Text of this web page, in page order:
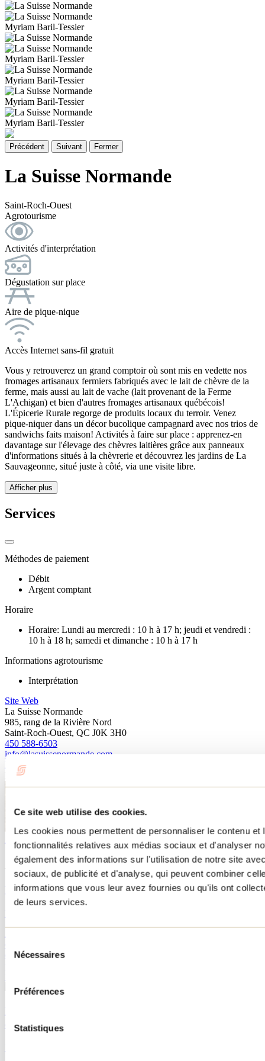
Ce site web utilise des cookies.
Les cookies nous permettent de personnaliser le contenu
fonctionnalités relatives aux médias sociaux et d'analyser
également des informations sur l'utilisation de notre site
sociaux, de publicité et d'analyse, qui peuvent combiner
informations que vous leur avez fournies ou qu'ils ont
de leurs services.
Sélection
du
consentement
Nécessaires
Préférences
Statistiques
Myriam Baril-Tessier
Myriam Baril-Tessier
Myriam Baril-Tessier
Myriam Baril-Tessier
Myriam Baril-Tessier
Précédent Suivant Fermer
La Suisse Normande
Saint-Roch-Ouest
Agrotourisme
Activités d'interprétation
Dégustation sur place
Aire de pique-nique
Accès Internet sans-fil gratuit
Vous y retrouverez un grand comptoir où sont mis en vedette nos
fromages artisanaux fermiers fabriqués avec le lait de chèvre de la
ferme, mais aussi au lait de vache (lait provenant de la Ferme
L'Achigan) et bien d'autres fromages artisanaux québécois!
L'Épicerie Rurale regorge de produits locaux du terroir. Venez
pique-niquer dans un décor bucolique campagnard avec nos trios de
sandwichs faits maison! Activités à faire sur place : apprenez-en
davantage sur l'élevage des chèvres laitières grâce aux panneaux
d'informations situés à la chèvrerie et découvrez les jardins de La
Sauvageonne, situé juste à côté, via une visite libre.
Afficher plus
Services
Méthodes de paiement
Débit
Argent comptant
Horaire
Horaire: Lundi au mercredi : 10 h à 17 h; jeudi et vendredi :
10 h à 18 h; samedi et dimanche : 10 h à 17 h
Informations agrotourisme
Interprétation
Site Web
La Suisse Normande
985, rang de la Rivière Nord
Saint-Roch-Ouest, QC J0K 3H0
450 588-6503
info@lasuissenormande.com
Facebook
La Suisse Normande
Les Museaux d'Écosse Saint-Lin-Laurentides
Agrotourisme
Visualiser dans Google Map
À lire sur le blogue
Haltes VR pour une nuitée dans Lanaudière
Par : Tourisme Lanaudière
escapades en véhicules récréatifs, tu es peut-être à la recherche d’un
endroit où t’arrêter pour la nuit en complète autonomie avant de
poursuivre ton périple. Voici un répertoire des endroits où passer la
nuit dans Lanaudière.
Itinéraire pour parcourir la Nouvelle-Acadie et ses
environs cet été
Par : Tourisme Lanaudière